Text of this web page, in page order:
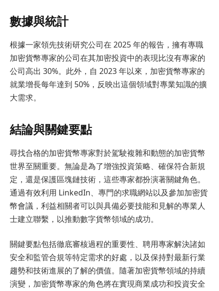
數據與統計
根據一家領先技術研究公司在 2025 年的報告，擁有專職
加密貨幣專家的公司在其加密投資中的表現比沒有專家的
公司高出 30%。此外，自 2023 年以來，加密貨幣專家的
就業增長每年達到 50%，反映出這個領域對專業知識的擴
大需求。
結論與關鍵要點
尋找合格的加密貨幣專家對於駕駛複雜和動態的加密貨幣
世界至關重要。無論是為了增強投資策略、確保符合新規
定，還是保護區塊鏈技術，這些專家都扮演著關鍵角色。
通過有效利用 LinkedIn、專門的求職網站以及參加加密貨
幣會議，利益相關者可以與具備必要技能和見解的專業人
士建立聯繫，以推動數字貨幣領域的成功。
關鍵要點包括徹底審核過程的重要性、聘用專家解決諸如
安全和監管合規等特定需求的好處，以及保持對最新行業
趨勢和技術進展的了解的價值。隨著加密貨幣領域的持續
演變，加密貨幣專家的角色將在實現商業成功和投資安全